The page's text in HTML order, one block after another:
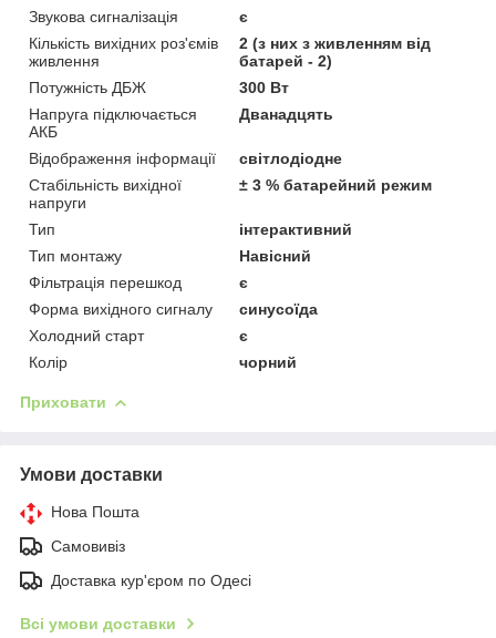
Звукова сигналізація
є
Кількість вихідних роз'ємів
живлення
2 (з них з живленням від
батарей - 2)
Потужність ДБЖ
300 Вт
Напруга підключається
АКБ
Дванадцять
Відображення інформації
світлодіодне
Стабільність вихідної
напруги
± 3 % батарейний режим
Тип
інтерактивний
Тип монтажу
Навісний
Фільтрація перешкод
є
Форма вихідного сигналу
синусоїда
Холодний старт
є
Колір
чорний
Приховати
Умови доставки
Нова Пошта
Самовивіз
Доставка кур'єром по Одесі
Всі умови доставки